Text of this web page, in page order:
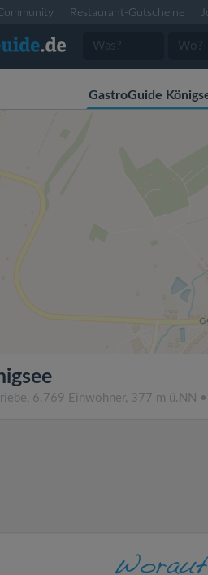
Restaurant-Gutscheine
GastroGuide
6.769 Einwohner, 377 m ü.NN •